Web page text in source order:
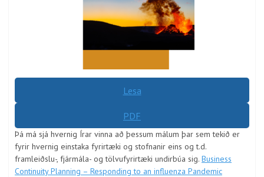
Lesa
PDF
Þá má sjá hvernig Írar vinna að þessum málum þar sem tekið er
fyrir hvernig einstaka fyrirtæki og stofnanir eins og t.d.
framleiðslu-, fjármála- og tölvufyrirtæki undirbúa sig. Business
Continuity Planning – Responding to an influenza Pandemic